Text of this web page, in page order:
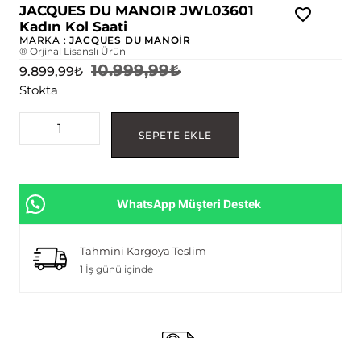
JACQUES DU MANOIR JWL03601
Kadın Kol Saati
MARKA :JACQUES DU MANOİR
® Orjinal Lisanslı Ürün
10.999,99₺
9.899,99₺
Stokta
SEPETE EKLE
WhatsApp Müşteri Destek
Tahmini Kargoya Teslim
1 İş günü içinde